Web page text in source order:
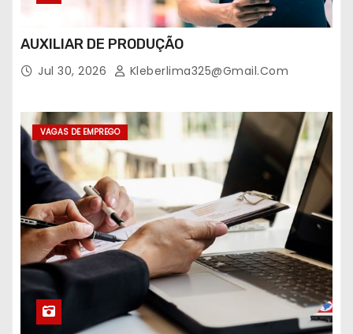
AUXILIAR DE PRODUÇÃO
Jul 30, 2026 Kleberlima325@gmail.com
VAGAS DE EMPREGO